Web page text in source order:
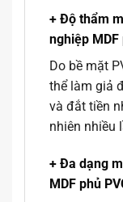
+ Độ thẩm
nghiệp MDF
Do bề mặt
thể làm giả
và đắt tiền
nhiên nhiều
+ Đa dạng
MDF phủ